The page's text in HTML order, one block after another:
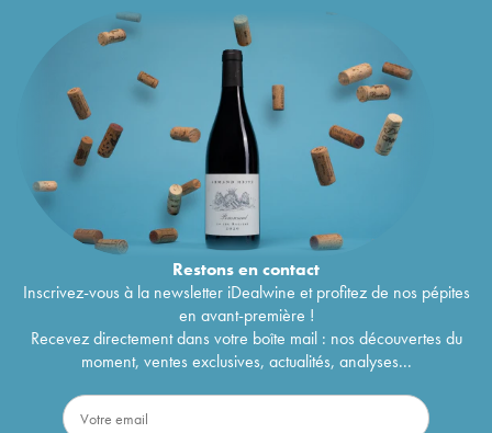
Château Bourgneuf
Château Bourgneuf
1992 24
Château Bourgneuf
1990 55€
Château Bourgneuf
1989 34
Château Bourgneuf1988 38
Château Bourgneuf
1986 25
Château Bourgneuf
1985
Château Bourgneuf1983
Château Bourgneuf
1982
Château Bourgneuf
1976
Château Bourgneuf1969
Château Bourgneuf 1959 47€
Restons encontact
Inscrivez-vous à la newsletter iDealwine et profitez de nos pépites
en avant-première !
Recevez directement dans votre boîte mail : nos découvertes du
moment, ventes exclusives, actualités, analyses...